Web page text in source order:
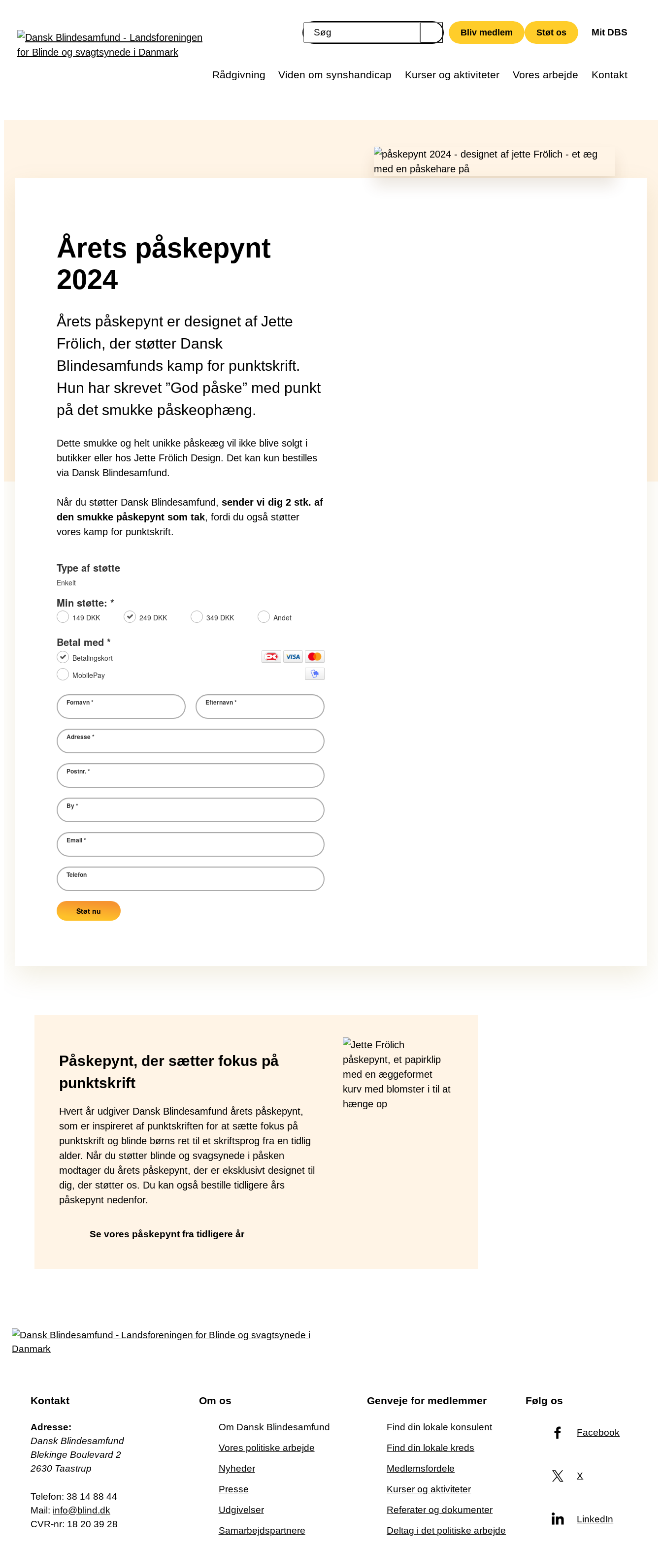
Bliv medlem Støt os Mit DBS
Rådgivning Viden om synshandicap Kurser og aktiviteter Vores arbejde Kontakt
Årets påskepynt
2024
Årets påskepynt er designet af Jette
Frölich, der støtter Dansk
Blindesamfunds kamp for punktskrift.
Hun har skrevet ”God påske” med punkt
på det smukke påskeophæng.
Dette smukke og helt unikke påskeæg vil ikke blive solgt i
butikker eller hos Jette Frölich Design. Det kan kun bestilles
via Dansk Blindesamfund.
Når du støtter Dansk Blindesamfund, sender vi dig 2 stk. af
den smukke påskepynt som tak, fordi du også støtter
vores kamp for punktskrift.
Påskepynt, der sætter fokus på
punktskrift
Hvert år udgiver Dansk Blindesamfund årets påskepynt,
som er inspireret af punktskriften for at sætte fokus på
punktskrift og blinde børns ret til et skriftsprog fra en tidlig
alder. Når du støtter blinde og svagsynede i påsken
modtager du årets påskepynt, der er eksklusivt designet til
dig, der støtter os. Du kan også bestille tidligere års
påskepynt nedenfor.
Se vores påskepynt fra tidligere år
Kontakt
Adresse:
Dansk Blindesamfund
Blekinge Boulevard 2
2630 Taastrup
Telefon: 38 14 88 44
Mail: info@blind.dk
CVR-nr: 18 20 39 28
Om os
Om Dansk Blindesamfund
Vores politiske arbejde
Nyheder
Presse
Udgivelser
Samarbejdspartnere
Genveje for medlemmer
Find din lokale konsulent
Find din lokale kreds
Medlemsfordele
Kurser og aktiviteter
Referater og dokumenter
Deltag i det politiske arbejde
Følg os
Facebook
X
LinkedIn